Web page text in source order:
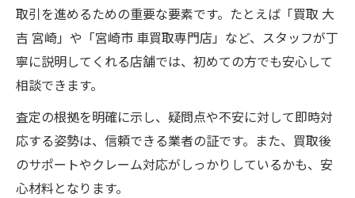
取引を進めるための重要な要素です。たとえば「買取 大
吉 宮崎」や「宮崎市 車買取専門店」など、スタッフが丁
寧に説明してくれる店舗では、初めての方でも安心して
相談できます。
査定の根拠を明確に示し、疑問点や不安に対して即時対
応する姿勢は、信頼できる業者の証です。また、買取後
のサポートやクレーム対応がしっかりしているかも、安
心材料となります。